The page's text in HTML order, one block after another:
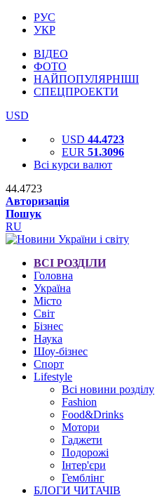
РУС
УКР
ВІДЕО
ФОТО
НАЙПОПУЛЯРНІШІ
СПЕЦПРОЕКТИ
USD
USD 44.4723
EUR 51.3096
Всі курси валют
44.4723
Авторизація
Пошук
RU
ВСІ РОЗДІЛИ
Головна
Україна
Місто
Світ
Бізнес
Наука
Шоу-бізнес
Спорт
Lifestyle
Всі новини розділу
Fashion
Food&Drinks
Мотори
Гаджети
Подорожі
Інтер'єри
Гемблінг
БЛОГИ ЧИТАЧІВ